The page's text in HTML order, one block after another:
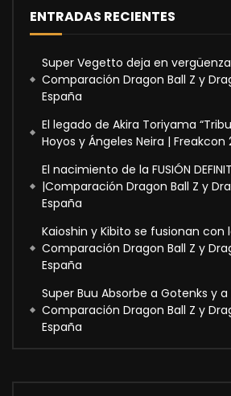
ENTRADAS RECIENTES
Super Vegetto deja en
Comparación Dragon Ball Z y
España
El legado de Akira Toriyama
Hoyos y Ángeles Neira | Freakcon
El nacimiento de la FUSIÓN
|Comparación Dragon Ball Z y
España
Kaioshin y Kibito se fusionan con
Comparación Dragon Ball Z y
España
Super Buu Absorbe a Gotenks y
Comparación Dragon Ball Z y
España